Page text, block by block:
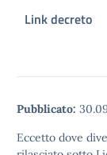
Link decreto
Pubblicato:
Eccetto dove